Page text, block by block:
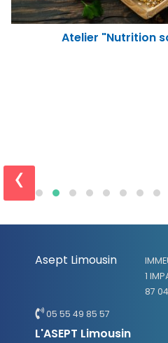
Atelier "Nutrition
‹
Asept Limousin
1
87
05 55 49 85 57
L'ASEPT Limousin